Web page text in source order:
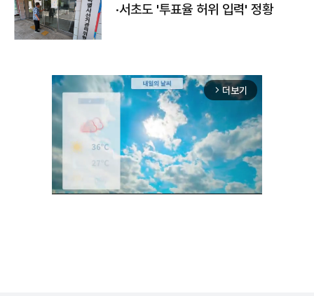
·서초도 '투표율 허위 입력' 정황
arrow_forward_ios 더보기